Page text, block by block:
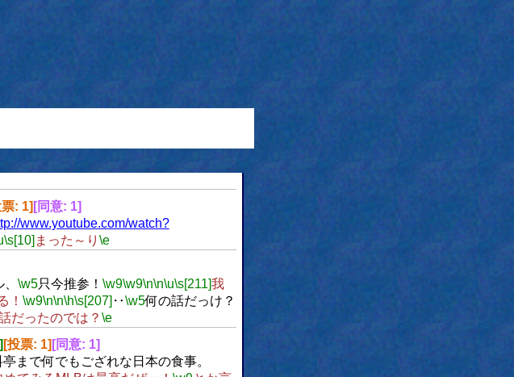
票: 1] [同意: 1]
www.youtube.com/watch?
\s[10] まった～り \e
\w5只今推参！ \w9\w9\n\n\u\s[211]我
！ \w9\n\n\h\s[207] ‥\w5何の話だっけ？
だったのでは？ \e
[投票: 1] [同意: 1]
まで何でもござれな日本の食事。